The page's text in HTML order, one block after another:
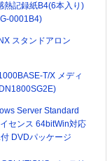
熱記録紙B4(6本入り)
0001B4)
スタンドアロン
T/X メディ
Server Standard
センス 64bitWin対応
DVDパッケージ